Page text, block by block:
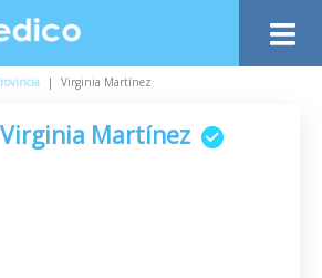
| Virginia Martínez
Virginia Martínez